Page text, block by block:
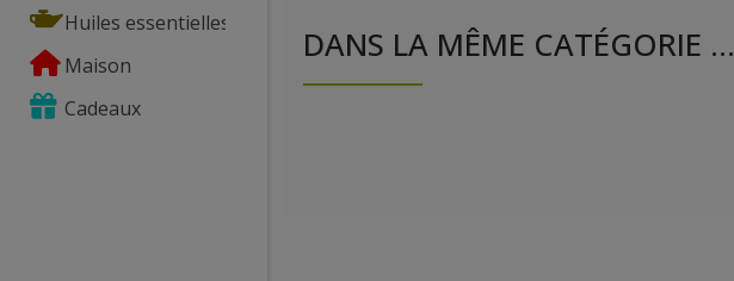
Huiles essentielles
Maison
Cadeaux
DANS LA MÊME CATÉGORIE ...